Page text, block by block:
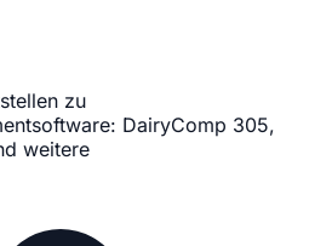
zu
DairyComp 305,
weitere